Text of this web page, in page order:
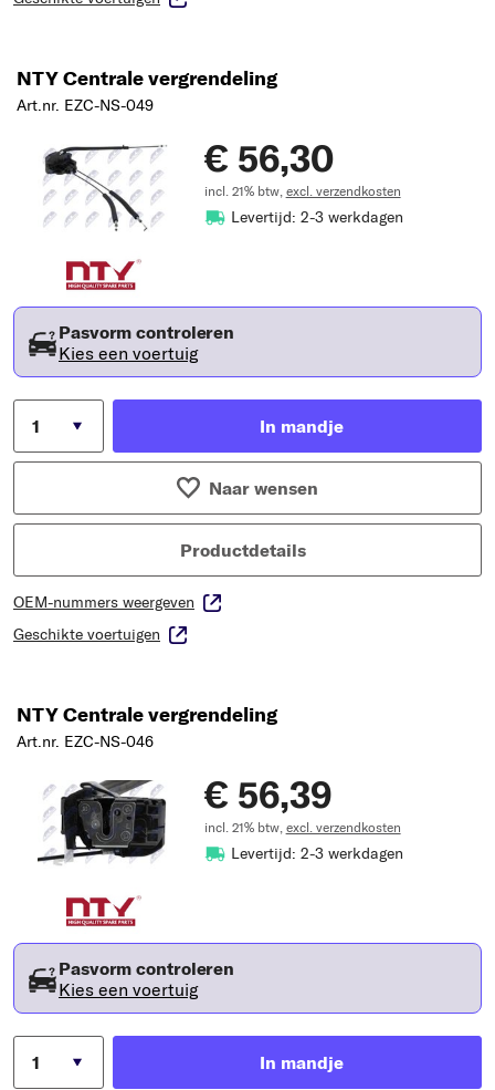
NTY Centrale vergrendeling
Art.nr. EZC-NS-049
€ 56,30
incl. 21% btw, excl. verzendkosten
Levertijd: 2-3 werkdagen
Pasvorm controleren
Kies een voertuig
In mandje
Naar wensen
Productdetails
OEM-nummers weergeven
Geschikte voertuigen
NTY Centrale vergrendeling
Art.nr. EZC-NS-046
€ 56,39
incl. 21% btw, excl. verzendkosten
Levertijd: 2-3 werkdagen
Pasvorm controleren
Kies een voertuig
In mandje